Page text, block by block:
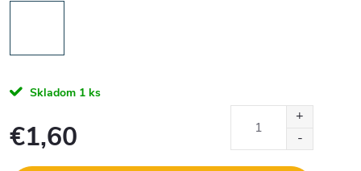
Skladom 1 ks
€1,60